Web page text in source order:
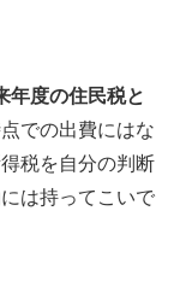
税を自分の判断
は持ってこいで